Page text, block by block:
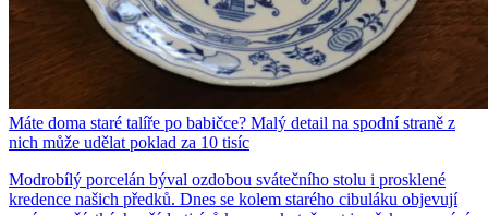
Máte doma staré talíře po babičce? Malý detail na spodní straně z
nich může udělat poklad za 10 tisíc
Modrobílý porcelán býval ozdobou svátečního stolu i prosklené
kredence našich předků. Dnes se kolem starého cibuláku objevují